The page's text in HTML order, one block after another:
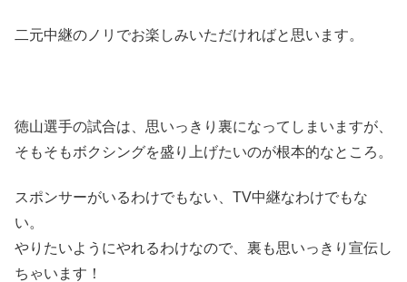
二元中継のノリでお楽しみいただければと思います。
徳山選手の試合は、思いっきり裏になってしまいますが、
そもそもボクシングを盛り上げたいのが根本的なところ。
スポンサーがいるわけでもない、TV中継なわけでもな
い。
やりたいようにやれるわけなので、裏も思いっきり宣伝し
ちゃいます！